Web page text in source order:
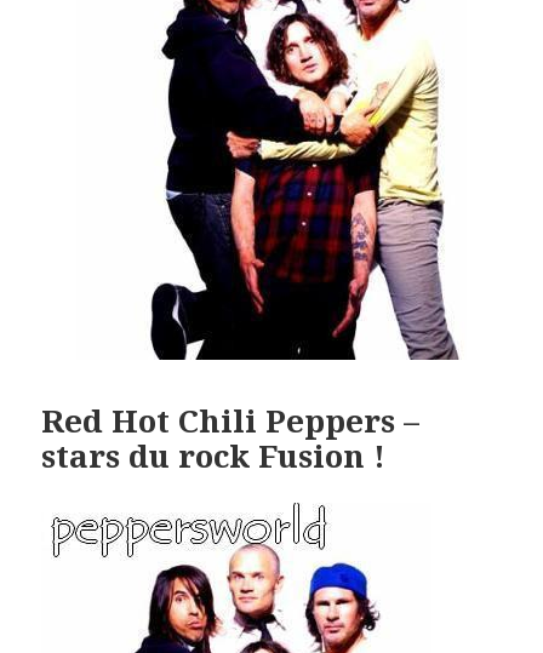
Red Hot Chili Peppers –
stars du rock Fusion !